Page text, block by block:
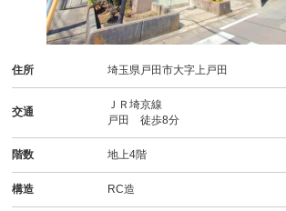
住所 埼玉県戸田市大字上戸田
交通
ＪＲ埼京線
戸田 徒歩8分
階数 地上4階
構造 RC造